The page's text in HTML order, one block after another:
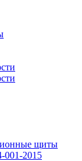
щиты
2015